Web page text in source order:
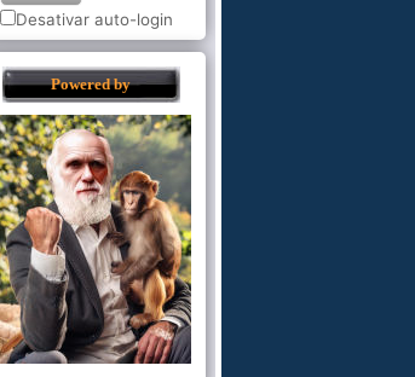
Desativar auto-login
Powered by